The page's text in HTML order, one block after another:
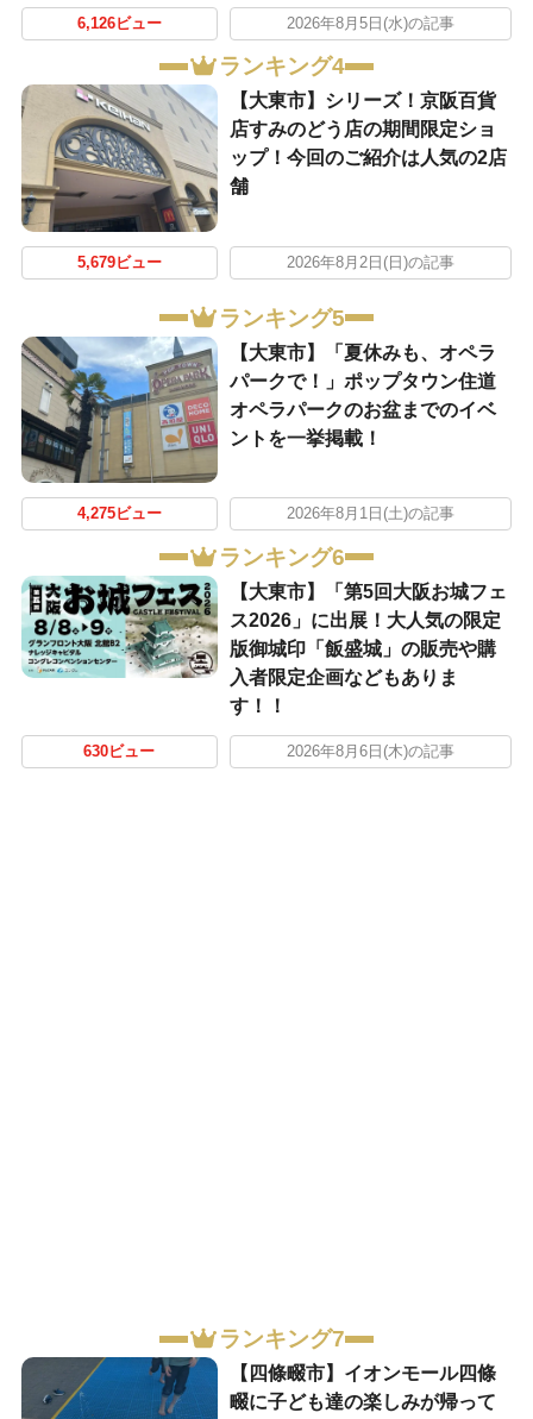
6,126ビュー 2026年8月5日(水)の記事
ランキング4
【大東市】シリーズ！京阪百貨
店すみのどう店の期間限定ショ
ップ！今回のご紹介は人気の2店
舗
5,679ビュー 2026年8月2日(日)の記事
ランキング5
【大東市】「夏休みも、オペラ
パークで！」ポップタウン住道
オペラパークのお盆までのイベ
ントを一挙掲載！
4,275ビュー 2026年8月1日(土)の記事
ランキング6
【大東市】「第5回大阪お城フェ
ス2026」に出展！大人気の限定
版御城印「飯盛城」の販売や購
入者限定企画などもありま
す！！
630ビュー 2026年8月6日(木)の記事
ランキング7
【四條畷市】イオンモール四條
畷に子ども達の楽しみが帰って